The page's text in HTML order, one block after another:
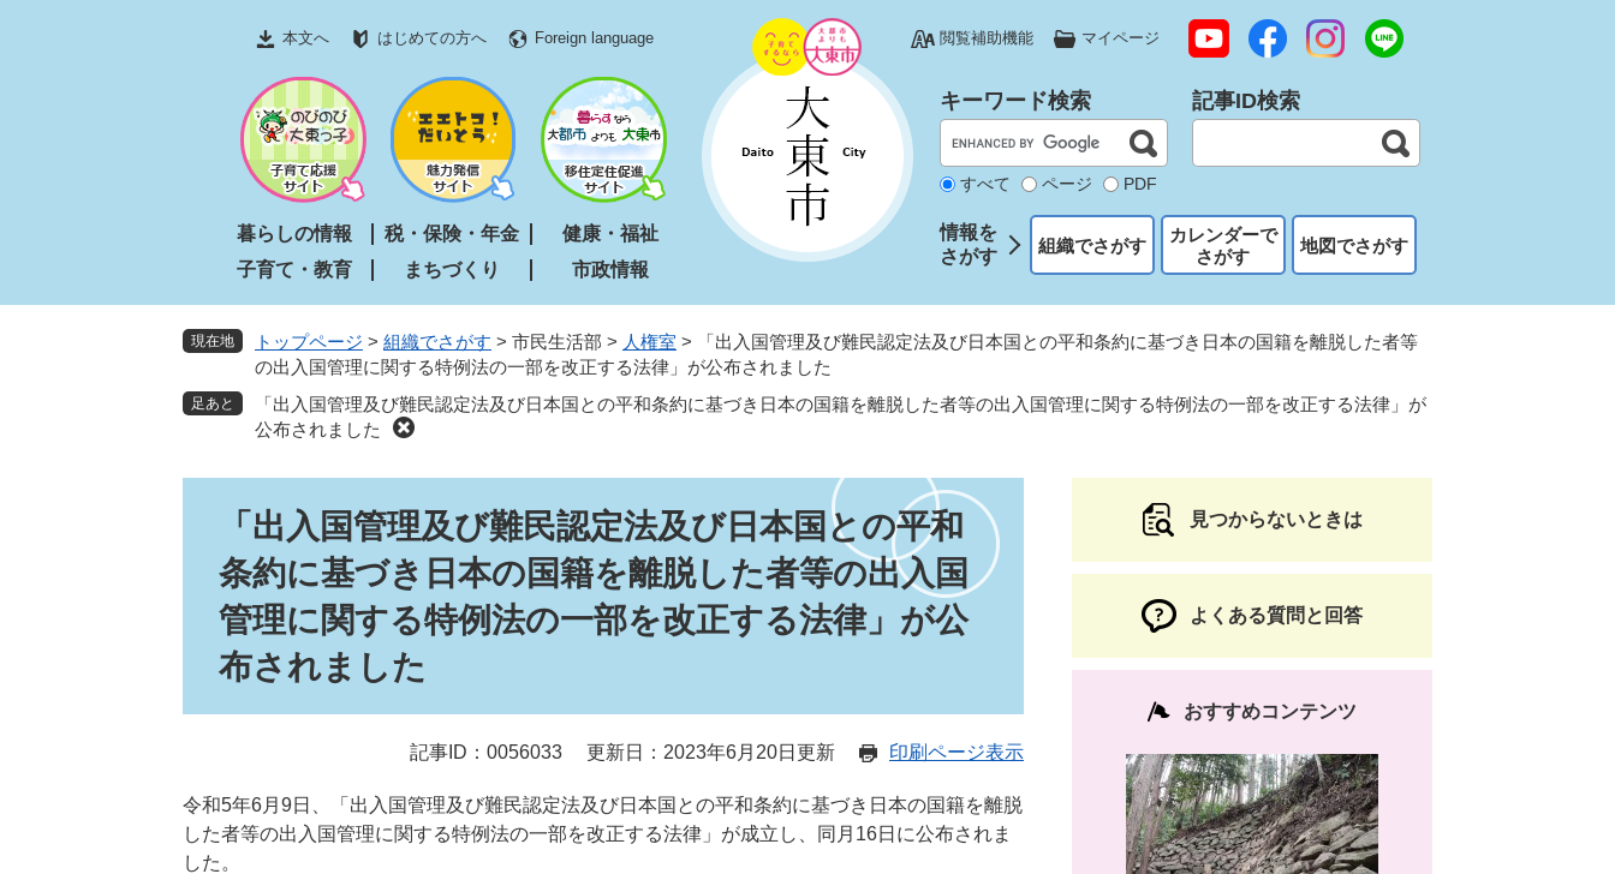
文
本文へ はじめての方へ Foreign language 閲覧補助機能 マイページ
暮らしの情報 税・保険・年金
健康・福祉
子育て・教育
まちづくり 市政情報
キーワード検索
すべて ページ PDF
記事ID検索
情報を
さがす
組織でさがす
カレンダーで
さがす
地図でさがす
現在地 トップページ > 組織でさがす > 市民生活部 > 人権室 >
「出入国管理及び難民認定法及び日本国との平和条約に基づき日本の国籍を離脱した者等
の出入国管理に関する特例法の一部を改正する法律」が公布されました
「出入国管理及び難民認定法及び日本国との平和条約に基づき日本の国籍を離脱した者等の出入国管理に関する特例法の一部を改正する法律」が
公布されました
「出入国管理及び難民認定法及び日本国との平和
条約に基づき日本の国籍を離脱した者等の出入国
管理に関する特例法の一部を改正する法律」が公
布されました
記事ID：0056033 更新日：2023年6月20日更新 印刷ページ表示
令和5年6月9日、「出入国管理及び難民認定法及び日本国との平和条約に基づき日本の国籍を離脱
した者等の出入国管理に関する特例法の一部を改正する法律」が成立し、同月16日に公布されま
した。
見つからないときは
よくある質問と回答
おすすめコンテンツ